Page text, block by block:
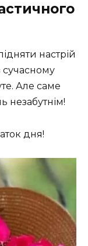
настрій
сучасному
Але саме
незабутнім!
дня!